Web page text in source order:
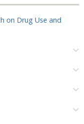
on Drug Use and